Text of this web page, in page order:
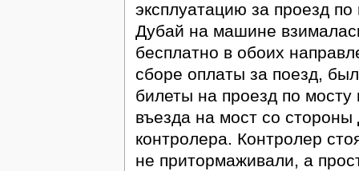
эксплуатацию за проезд
Дубай на машине
бесплатно в обоих
сборе оплаты за поезд,
билеты на проезд по мосту
въезда на мост со
контролера. Контролер
не притормаживали, а